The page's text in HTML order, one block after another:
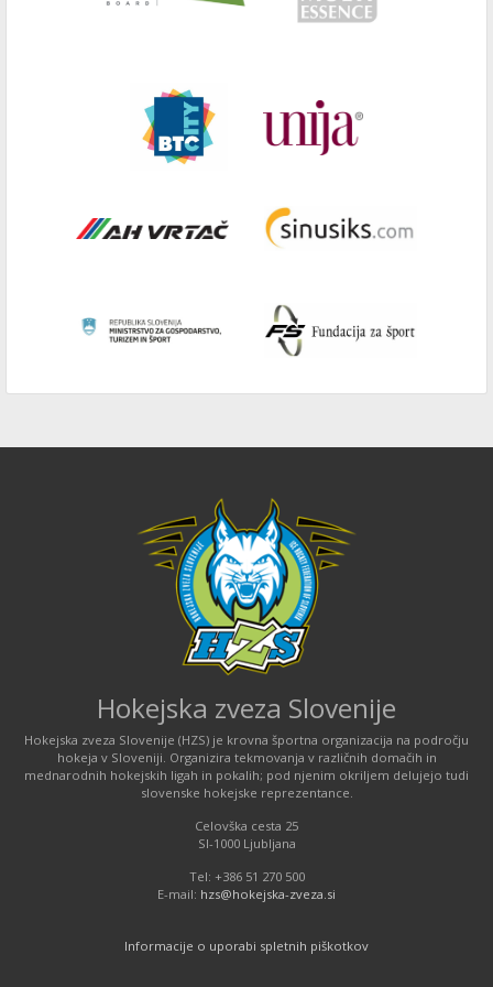
Hokejska zveza Slovenije
Hokejska zveza Slovenije (HZS) je krovna športna organizacija na področju
hokeja v Sloveniji. Organizira tekmovanja v različnih domačih in
mednarodnih hokejskih ligah in pokalih; pod njenim okriljem delujejo tudi
slovenske hokejske reprezentance.
Celovška cesta 25
SI-1000 Ljubljana
Tel: +386 51 270 500
E-mail: hzs@hokejska-zveza.si
Informacije o uporabi spletnih piškotkov